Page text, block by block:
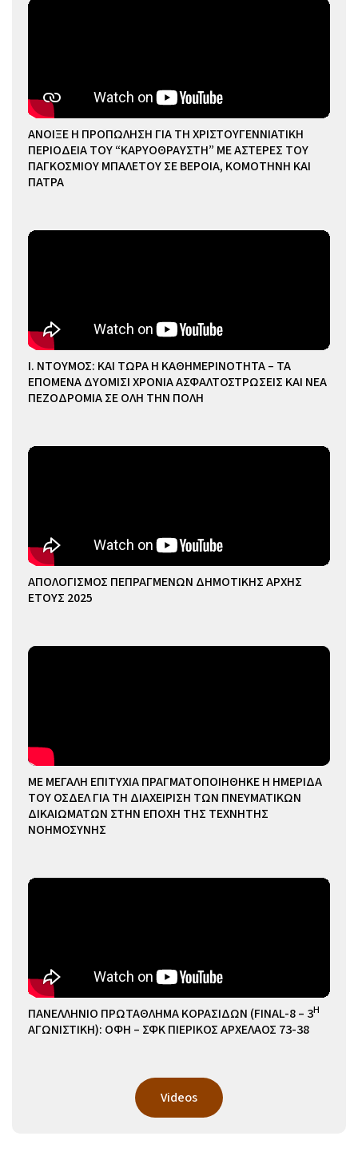
ΑΝΟΙΞΕ Η ΠΡΟΠΩΛΗΣΗ ΓΙΑ ΤΗ ΧΡΙΣΤΟΥΓΕΝΝΙΑΤΙΚΗ
ΠΕΡΙΟΔΕΙΑ ΤΟΥ “ΚΑΡΥΟΘΡΑΥΣΤΗ” ΜΕ ΑΣΤΕΡΕΣ ΤΟΥ
ΠΑΓΚΟΣΜΙΟΥ ΜΠΑΛΕΤΟΥ ΣΕ ΒΕΡΟΙΑ, ΚΟΜΟΤΗΝΗ ΚΑΙ
ΠΑΤΡΑ
Ι. ΝΤΟΥΜΟΣ: ΚΑΙ ΤΩΡΑ Η ΚΑΘΗΜΕΡΙΝΟΤΗΤΑ – ΤΑ
ΕΠΟΜΕΝΑ ΔΥΟΜΙΣΙ ΧΡΟΝΙΑ ΑΣΦΑΛΤΟΣΤΡΩΣΕΙΣ ΚΑΙ ΝΕΑ
ΠΕΖΟΔΡΟΜΙΑ ΣΕ ΟΛΗ ΤΗΝ ΠΟΛΗ
ΑΠΟΛΟΓΙΣΜΟΣ ΠΕΠΡΑΓΜΕΝΩΝ ΔΗΜΟΤΙΚΗΣ ΑΡΧΗΣ
ΕΤΟΥΣ 2025
ΜΕ ΜΕΓΑΛΗ ΕΠΙΤΥΧΙΑ ΠΡΑΓΜΑΤΟΠΟΙΗΘΗΚΕ Η ΗΜΕΡΙΔΑ
ΤΟΥ ΟΣΔΕΛ ΓΙΑ ΤΗ ΔΙΑΧΕΙΡΙΣΗ ΤΩΝ ΠΝΕΥΜΑΤΙΚΩΝ
ΔΙΚΑΙΩΜΑΤΩΝ ΣΤΗΝ ΕΠΟΧΗ ΤΗΣ ΤΕΧΝΗΤΗΣ
ΝΟΗΜΟΣΥΝΗΣ
ΠΑΝΕΛΛΗΝΙΟ ΠΡΩΤΑΘΛΗΜΑ ΚΟΡΑΣΙΔΩΝ (FINAL-8 – 3Η
ΑΓΩΝΙΣΤΙΚΗ): ΟΦΗ – ΣΦΚ ΠΙΕΡΙΚΟΣ ΑΡΧΕΛΑΟΣ 73-38
Videos